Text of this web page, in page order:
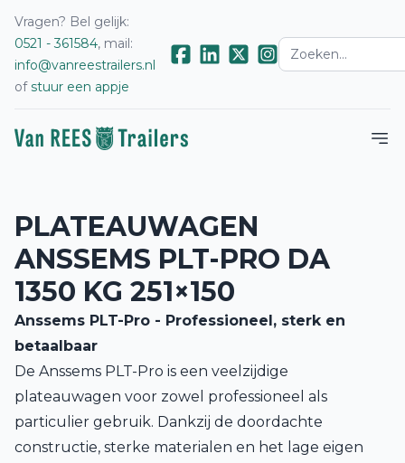
Vragen? Bel gelijk:
0521 - 361584, mail:
info@vanreestrailers.nl
ofstuur een appje
PLATEAUWAGEN
ANSSEMS PLT-PRO DA
1350 KG 251×150
Anssems PLT-Pro - Professioneel, sterk en
betaalbaar
De Anssems PLT-Pro is een veelzijdige
plateauwagen voor zowel professioneel als
particulier gebruik. Dankzij de doordachte
constructie, sterke materialen en het lage eigen